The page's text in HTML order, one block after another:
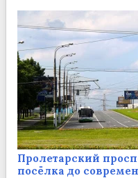
Пролетарский
посёлка до